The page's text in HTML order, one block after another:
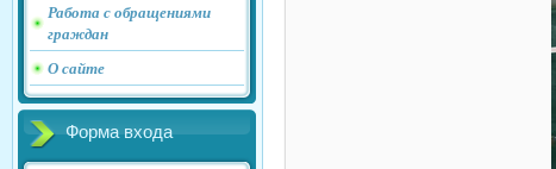
Работа с обращениями
граждан
О сайте
Форма входа